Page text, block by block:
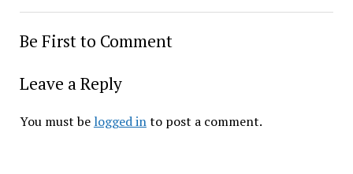
Be First to Comment
Leave a Reply
You must be logged in to post a comment.